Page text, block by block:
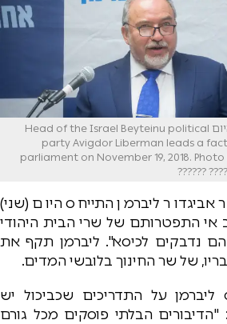
ליברמן בפתח ישיבת סיעה היום Head of the Israel Beyteinu political
party Avigdor Liberman leads a
parliament on November 19, 2018. Photo
ליברמן התייחס היום (שני)
אי התפטרותם של שרי הבית היהודי
נדבקים לכיסא". ליברמן תקף את
של שר החינוך בלובשי המדים.
ליברמן על התדריכים שכביכול יש
הבלתי פוסקים מכל גורם